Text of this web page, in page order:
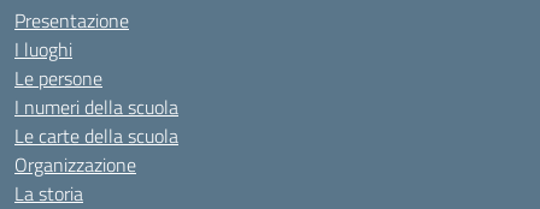
Presentazione
I luoghi
Le persone
I numeri della scuola
Le carte della scuola
Organizzazione
La storia